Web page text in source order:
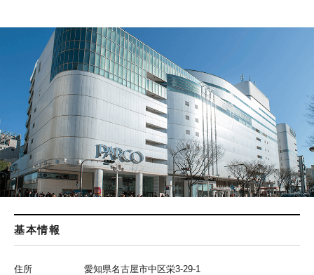
基本情報
住所 愛知県名古屋市中区栄3-29-1